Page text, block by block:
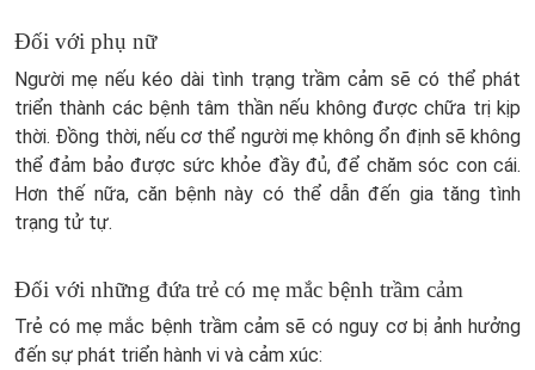
Đối với phụ nữ
Người mẹ nếu kéo dài tình trạng trầm cảm sẽ có thể phát
triển thành các bệnh tâm thần nếu không được chữa trị kịp
thời. Đồng thời, nếu cơ thể người mẹ không ổn định sẽ không
thể đảm bảo được sức khỏe đầy đủ, để chăm sóc con cái.
Hơn thế nữa, căn bệnh này có thể dẫn đến gia tăng tình
trạng tử tự.
Đối với những đứa trẻ có mẹ mắc bệnh trầm cảm
Trẻ có mẹ mắc bệnh trầm cảm sẽ có nguy cơ bị ảnh hưởng
đến sự phát triển hành vi và cảm xúc: